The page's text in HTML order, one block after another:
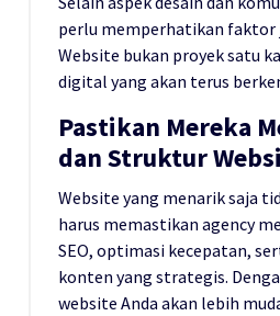
perlu memperhatikan faktor
Website bukan proyek satu
digital yang akan terus
Pastikan Mereka
dan Struktur
Website yang menarik saja
harus memastikan agency
SEO, optimasi kecepatan,
konten yang strategis.
website Anda akan lebih